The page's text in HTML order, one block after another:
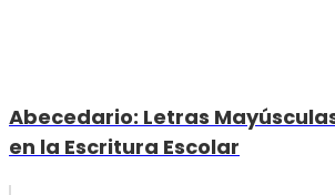
Abecedario: Letras
en la Escritura Escolar